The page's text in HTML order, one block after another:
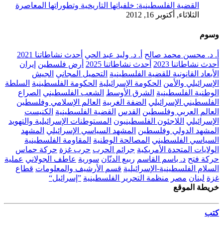
القضية الفلسطينية: خلفياتها التاريخية وتطوراتها المعاصرة
الثلاثاء, أكتوبر 16, 2012
وسوم
أ. د. محسن محمد صالح أ. د. وليد عبد الحي أحدث نشاطاتنا 2021
أحدث نشاطاتنا 2023
أحدث نشاطاتنا 2025 أرض فلسطين إيران
الأبعاد القانونية للقضية الفلسطينية التحميل المجاني الجيش
الإسرائيلي والأمن الحكومة الإسرائيلية الحكومة الفلسطينية السلطة
الوطنية الفلسطينية الشرق الأوسط الشعب الفلسطيني الصراع
الفلسطيني الإسرائيلي الضفة الغربية العالم الإسلامي وفلسطين
العالم العربي وفلسطين القدس القضية الفلسطينية الكنيست
الإسرائيلي اللاجئون الفلسطينيون المستوطنات الإسرائيلية والتهويد
المشهد الدولي وفلسطين المشهد السياسي الإسرائيلي المشهد
السياسي الفلسطيني المصالحة الوطنية المقاومة الفلسطينية
الولايات المتحدة الأمريكية جرائم الحرب حرب غزة حركة حماس
حركة فتح د. باسم القاسم ربيع الدنّان سورية عاطف الجولاني عملية
السلام الفلسطينية-الإسرائيلية قسم الأرشيف والمعلومات قطاع
غزة لبنان مصر منظمة التحرير الفلسطينية ”إسرائيل“
خريطة الموقع
كتب